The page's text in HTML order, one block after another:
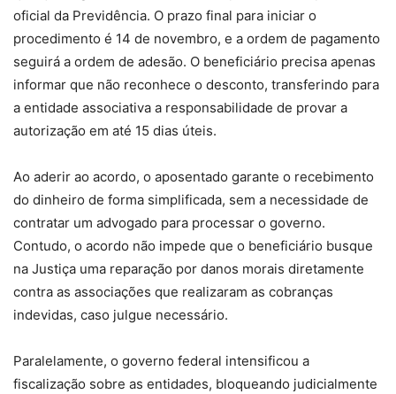
oficial da Previdência. O prazo final para iniciar o
procedimento é 14 de novembro, e a ordem de pagamento
seguirá a ordem de adesão. O beneficiário precisa apenas
informar que não reconhece o desconto, transferindo para
a entidade associativa a responsabilidade de provar a
autorização em até 15 dias úteis.
Ao aderir ao acordo, o aposentado garante o recebimento
do dinheiro de forma simplificada, sem a necessidade de
contratar um advogado para processar o governo.
Contudo, o acordo não impede que o beneficiário busque
na Justiça uma reparação por danos morais diretamente
contra as associações que realizaram as cobranças
indevidas, caso julgue necessário.
Paralelamente, o governo federal intensificou a
fiscalização sobre as entidades, bloqueando judicialmente